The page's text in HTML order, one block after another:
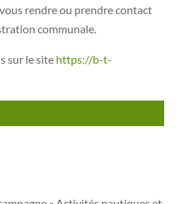
rendre ou prendre contact
communale.
sur le site https://b-t-